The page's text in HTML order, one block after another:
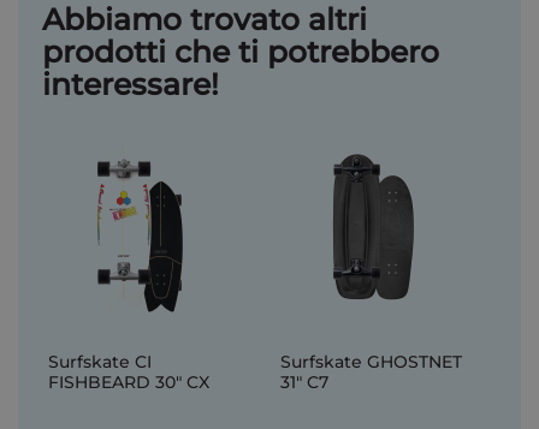
Abbiamo trovato altri
prodotti che ti potrebbero
interessare!
Surfskate CI
FISHBEARD 30" CX
Surfskate GHOSTNET
31" C7